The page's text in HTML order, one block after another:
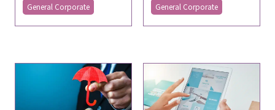
General Corporate General Corporate